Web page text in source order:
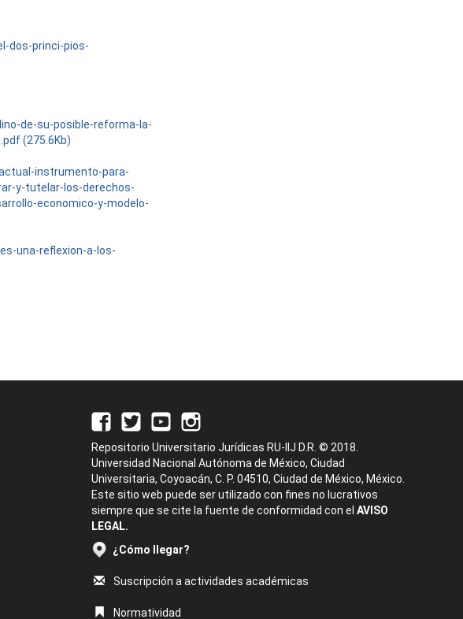
dos-princi-pios-
de-su-posible-reforma-la-
(275.6Kb)
instrumento-para-
y-tutelar-los-derechos-
economico-y-modelo-
una-reflexion-a-los-
Repositorio Universitario Jurídicas RU-IIJ D.R. © 2018.
Universidad Nacional Autónoma de México, Ciudad
Universitaria, Coyoacán, C. P. 04510, Ciudad de México, México.
Este sitio web puede ser utilizado con fines no lucrativos
siempre que se cite la fuente de conformidad con el AVISO
LEGAL.
¿Cómo llegar?
Suscripción a actividades académicas
Normatividad